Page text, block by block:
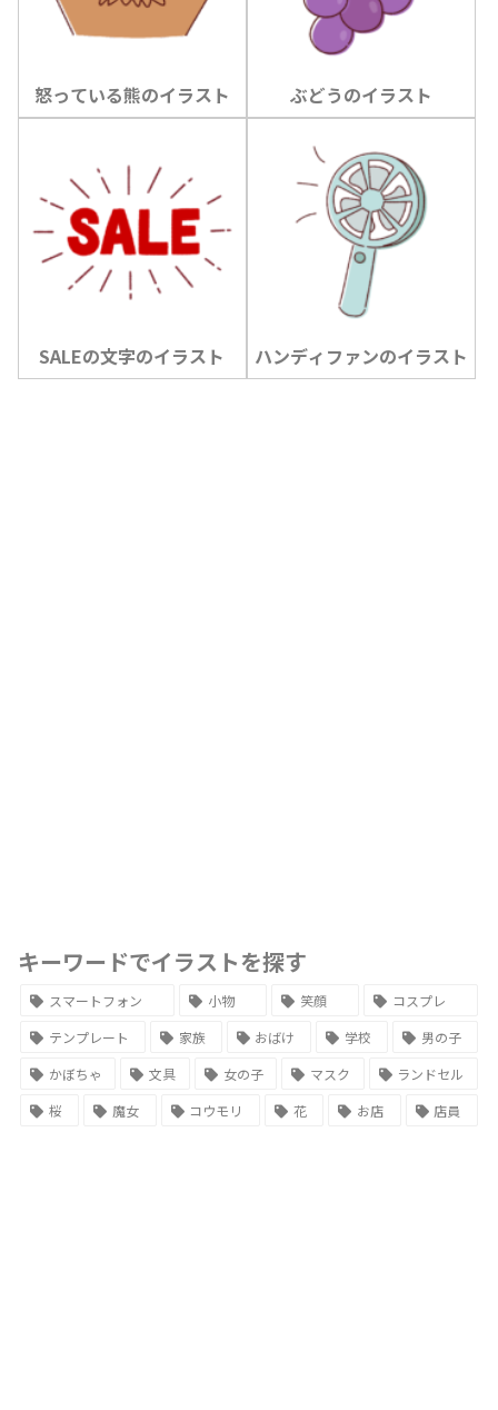
怒っている熊のイラスト ぶどうのイラスト
SALEの文字のイラスト ハンディファンのイラスト
キーワードでイラストを探す
スマートフォン 小物 笑顔
コスプレ
テンプレート
家族 おばけ 学校
男の子
かぼちゃ
文具 女の子 マスク
ランドセル
桜
魔女 コウモリ 花 お店 店員